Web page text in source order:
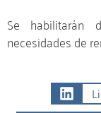
Se habilitarán
necesidades de